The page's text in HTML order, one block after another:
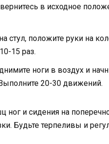
в исходное
стул, положите руки на
15 раз.
ноги в воздух и
20-30 движений.
ног и сидения на
Будьте терпеливы и